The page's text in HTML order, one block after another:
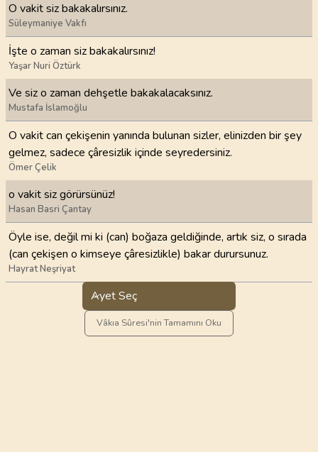
O vakit siz bakakalırsınız.
Süleymaniye Vakfı
İşte o zaman siz bakakalırsınız!
Yaşar Nuri Öztürk
Ve siz o zaman dehşetle bakakalacaksınız.
Mustafa İslamoğlu
O vakit can çekişenin yanında bulunan sizler, elinizden bir şey
gelmez, sadece çâresizlik içinde seyredersiniz.
Ömer Çelik
o vakit siz görürsünüz!
Hasan Basri Çantay
Öyle ise, değil mi ki (can) boğaza geldiğinde, artık siz, o sırada
(can çekişen o kimseye çâresizlikle) bakar durursunuz.
Hayrat Neşriyat
Ayet Seç
Vâkıa Sûresi'nin Tamamını Oku